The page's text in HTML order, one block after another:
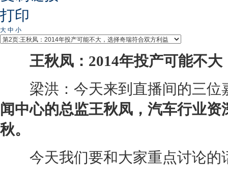
打印
大 中 小
王秋凤：2014年投产可能不大
梁洪：今天来到直播间的三位
闻中心的总监王秋凤，汽车行业
秋。
今天我们要和大家重点讨论的